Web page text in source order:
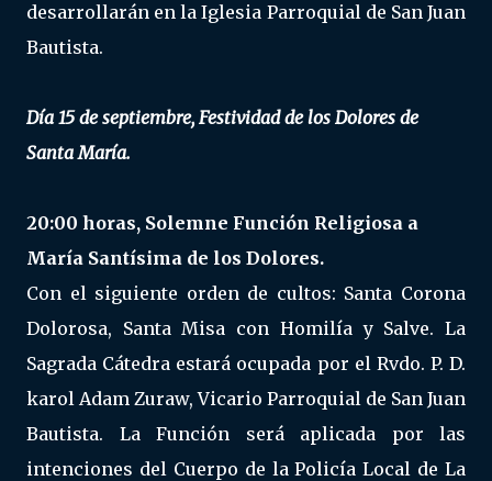
desarrollarán en la Iglesia Parroquial de San Juan
Bautista.
Día 15 de septiembre, Festividad de los Dolores de
Santa María.
20:00 horas, Solemne Función Religiosa a
María Santísima de los Dolores.
Con el siguiente orden de cultos: Santa Corona
Dolorosa, Santa Misa con Homilía y Salve. La
Sagrada Cátedra estará ocupada por el Rvdo. P. D.
karol Adam Zuraw, Vicario Parroquial de San Juan
Bautista. La Función será aplicada por las
intenciones del Cuerpo de la Policía Local de La